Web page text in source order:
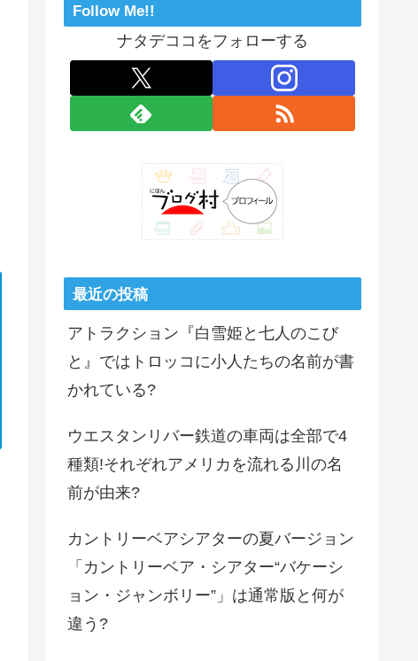
Follow Me!!
ナタデココをフォローする
最近の投稿
アトラクション『白雪姫と七人のこび
と』ではトロッコに小人たちの名前が書
かれている?
ウエスタンリバー鉄道の車両は全部で4
種類!それぞれアメリカを流れる川の名
前が由来?
カントリーベアシアターの夏バージョン
「カントリーベア・シアター“バケーシ
ョン・ジャンボリー”」は通常版と何が
違う?